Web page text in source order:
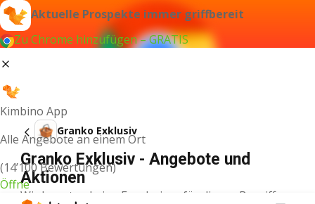
Aktuelle Prospekte immer griffbereit
Zu Chrome hinzufügen – GRATIS
Kimbino App
Alle Angebote an einem Ort
(14’100 Bewertungen)
Öffne
Granko Exklusiv
Granko Exklusiv - Angebote und
Aktionen
Wir konnten keine Ergebnisse für diesen Begriff